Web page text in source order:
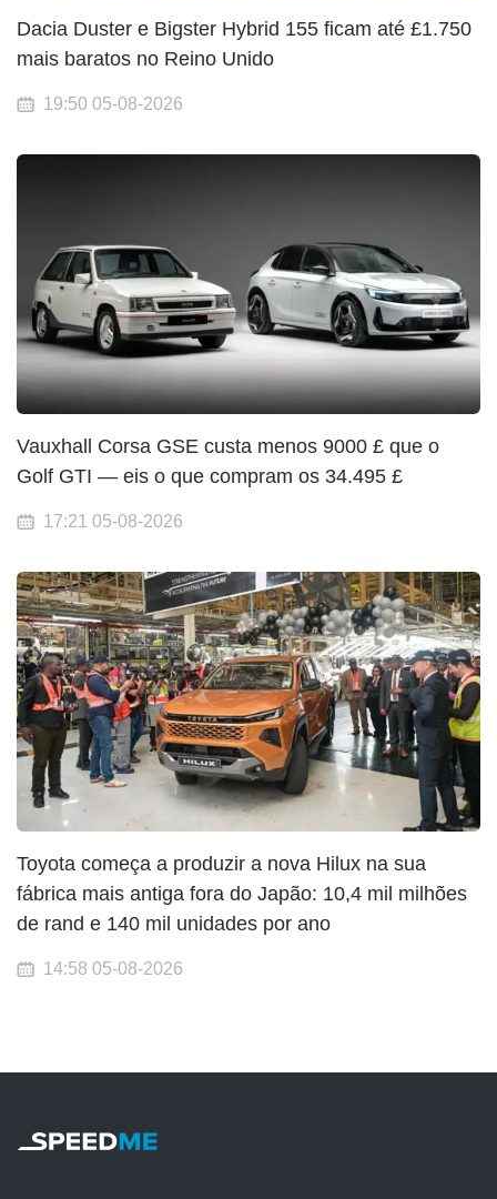
Dacia Duster e Bigster Hybrid 155 ficam até £1.750
mais baratos no Reino Unido
19:50 05-08-2026
Vauxhall Corsa GSE custa menos 9000 £ que o
Golf GTI — eis o que compram os 34.495 £
17:21 05-08-2026
Toyota começa a produzir a nova Hilux na sua
fábrica mais antiga fora do Japão: 10,4 mil milhões
de rand e 140 mil unidades por ano
14:58 05-08-2026